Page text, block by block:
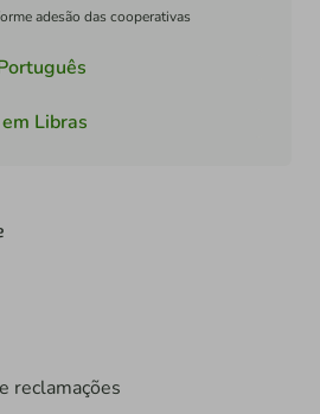
adesão das cooperativas
Libras
reclamações